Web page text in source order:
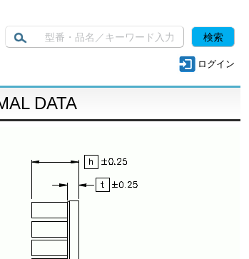
ログイン
DATA